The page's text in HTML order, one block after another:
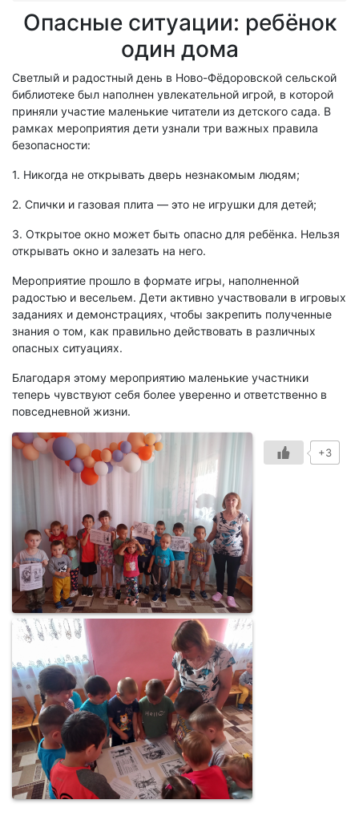
Опасные ситуации: ребёнок
один дома
Светлый и радостный день в Ново-Фёдоровской сельской
библиотеке был наполнен увлекательной игрой, в которой
приняли участие маленькие читатели из детского сада. В
рамках мероприятия дети узнали три важных правила
безопасности:
1. Никогда не открывать дверь незнакомым людям;
2. Спички и газовая плита — это не игрушки для детей;
3. Открытое окно может быть опасно для ребёнка. Нельзя
открывать окно и залезать на него.
Мероприятие прошло в формате игры, наполненной
радостью и весельем. Дети активно участвовали в игровых
заданиях и демонстрациях, чтобы закрепить полученные
знания о том, как правильно действовать в различных
опасных ситуациях.
Благодаря этому мероприятию маленькие участники
теперь чувствуют себя более уверенно и ответственно в
повседневной жизни.
+3